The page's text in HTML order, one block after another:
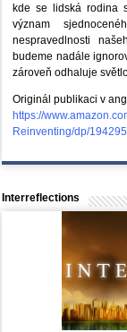
kde se lidská rodina
význam
nespravedlnosti
budeme nadále
zároveň odhaluje
Originál publikaci v
https://
Reinventing/dp/
Interreflections